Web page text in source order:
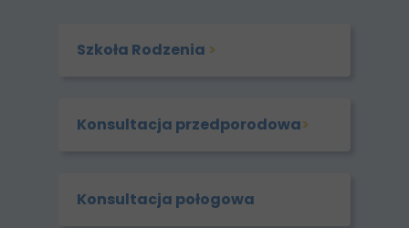
Szkoła Rodzenia >
Konsultacja przedporodowa>
Konsultacja połogowa